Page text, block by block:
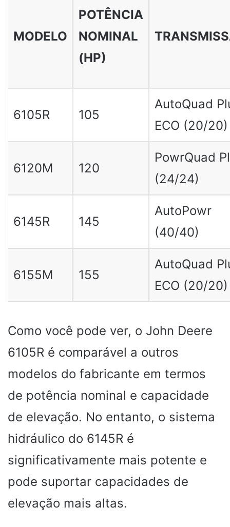
MODELO
POTÊNCIA
NOMINAL
(HP)
6105R 105
AutoQuad
ECO (20/20)
6120M 120
PowrQuad
(24/24)
6145R 145
AutoPowr
(40/40)
6155M 155
AutoQuad
ECO (20/20)
Como você pode ver, o John Deere
6105R é comparável a outros
modelos do fabricante em termos
de potência nominal e capacidade
de elevação. No entanto, o sistema
hidráulico do 6145R é
significativamente mais potente e
pode suportar capacidades de
elevação mais altas.